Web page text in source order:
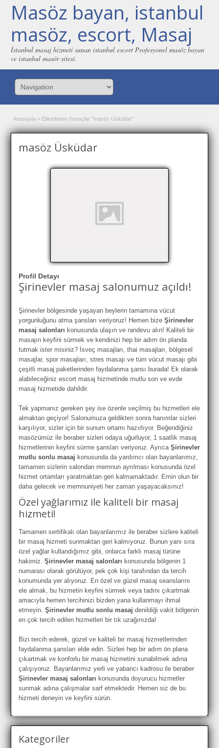
Masöz bayan, istanbul
masöz, escort, Masaj
İstanbul masaj hizmeti sunan istanbul escort Profesyonel masöz bayan
ve istanbul masör sitesi.
Anasayfa » Etiketlenen Sonuçlar "masöz Üsküdar"
masöz Üsküdar
Profil Detayı
Şirinevler masaj salonumuz açıldı!
Şirinevler bölgesinde yaşayan beylerin tamamına vücut
yorgunluğunu atma şansları veriyoruz! Hemen bizeŞirinevler
masaj salonları konusunda ulaşın ve randevu alın! Kaliteli bir
masajın keyfini sürmek ve kendinizi hep bir adım ön planda
tutmak ister misiniz? İsveç masajları, thai masajları, bölgesel
masajlar, spor masajları, stres masajı ve tüm vücut masajı gibi
çeşitli masaj paketlerinden faydalanma şansı burada! Ek olarak
alabileceğiniz escort masaj hizmetinde mutlu son ve evde
masaj hizmetide dahildir.
Tek yapmanız gereken şey ise özenle seçilmiş bu hizmetleri ele
almaktan geçiyor! Salonumuza geldikten sonra hanımlar sizleri
karşılıyor, sizler için bir sunum ortamı hazırlıyor. Beğendiğiniz
masözümüz ile beraber sizleri odaya uğurluyor, 1 saatlik masaj
hizmetlerinin keyfini sürme şansları veriyoruz. AyrıcaŞirinevler
mutlu sonlu masaj konusunda da yardımcı olan bayanlarımız,
tamamen sizlerin salondan memnun ayrılması konusunda özel
hizmet ortamları yaratmaktan geri kalmamaktadır. Emin olun bir
daha gelecek ve memnuniyeti her zaman yaşayacaksınız!
Özel yağlarımız ile kaliteli bir masaj
hizmeti!
Tamamen sertifikalı olan bayanlarımız ile beraber sizlere kaliteli
bir masaj hizmeti sunmaktan geri kalmıyoruz. Bunun yanı sıra
özel yağlar kullandığımız gibi, onlarca farklı masaj türüne
hakimiz.Şirinevler masaj salonları konusunda bölgenin 1
numarası olarak görülüyor, pek çok kişi tarafından da tercih
konumunda yer alıyoruz. En özel ve güzel masaj seanslarını
ele almak, bu hizmetin keyfini sürmek veya tadını çıkartmak
amacıyla hemen tercihinizi bizden yana kullanmayı ihmal
etmeyin.Şirinevler mutlu sonlu masaj denildiği vakit bölgenin
en çok tercih edilen hizmetleri bir tık uzağınızda!
Bizi tercih ederek, güzel ve kaliteli bir masaj hizmetlerinden
faydalanma şansları elde edin. Sizleri hep bir adım ön plana
çıkartmak ve konforlu bir masaj hizmetini sunabilmek adına
çalışıyoruz. Bayanlarımız yerli ve yabancı kadrosu ile beraber
Şirinevler masaj salonları konusunda doyurucu hizmetler
sunmak adına çalışmalar sarf etmektedir. Hemen siz de bu
hizmeti deneyin ve keyfini sürün.
Kategoriler